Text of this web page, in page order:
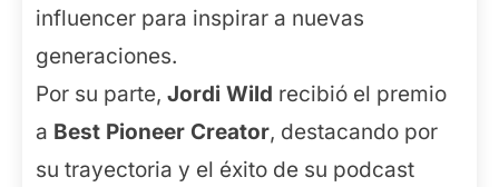
influencer para inspirar a nuevas
generaciones.
Por su parte, Jordi Wild recibió el premio
a Best Pioneer Creator, destacando por
su trayectoria y el éxito de su podcast